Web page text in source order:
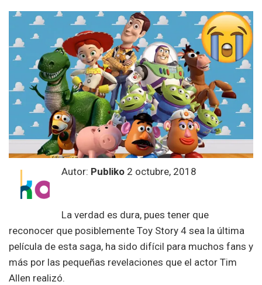
Autor: Publiko 2 octubre, 2018
La verdad es dura, pues tener que
reconocer que posiblemente Toy Story 4 sea la última
película de esta saga, ha sido difícil para muchos fans y
más por las pequeñas revelaciones que el actor Tim
Allen realizó.